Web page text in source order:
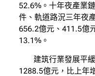
52.6%。十年夜產業
件、軌道路況三年夜
656.2億元、411.5億
13.1%。
建筑行業發展平
1288.5億元，比上年